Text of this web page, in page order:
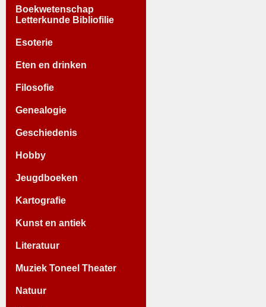
Boekwetenschap
Letterkunde Bibliofilie
Esoterie
Eten en drinken
Filosofie
Genealogie
Geschiedenis
Hobby
Jeugdboeken
Kartografie
Kunst en antiek
Literatuur
Muziek Toneel Theater
Natuur